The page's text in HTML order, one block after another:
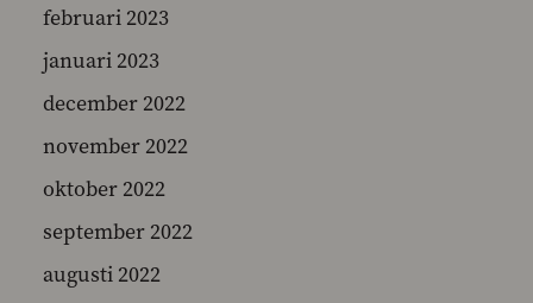
februari 2023
januari 2023
december 2022
november 2022
oktober 2022
september 2022
augusti 2022